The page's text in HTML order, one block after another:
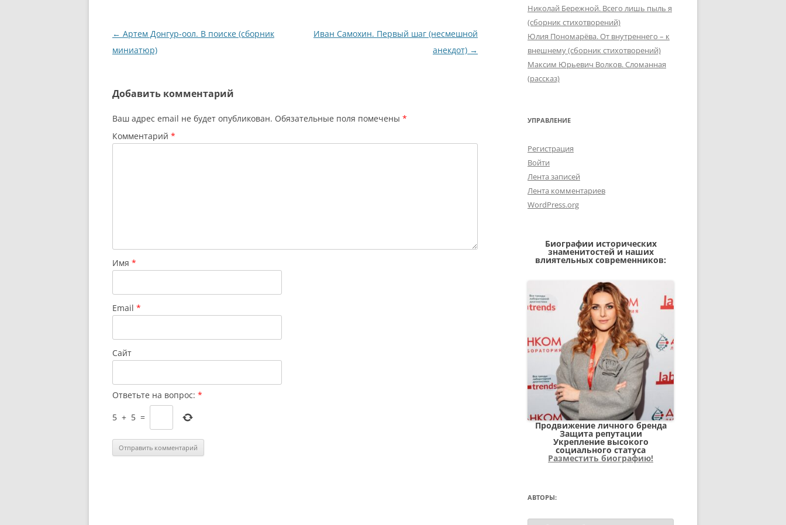
Навигация
по
← Артем Донгур-оол. В поиске (сборник
миниатюр)
Иван Самохин. Первый шаг (несмешной
анекдот) →
Добавить комментарий
Ваш адрес email не будет опубликован. Обязательные поля помечены *
Комментарий *
Имя *
Email *
Сайт
Ответьте на вопрос: *
5 + 5 =
Николай Бережной. Всего лишь пыль я
(сборник стихотворений)
Юлия Пономарёва. От внутреннего – к
внешнему (сборник стихотворений)
Максим Юрьевич Волков. Сломанная
(рассказ)
УПРАВЛЕНИЕ
Регистрация
Войти
Лента записей
Лента комментариев
WordPress.org
Биографии исторических
знаменитостей и наших
влиятельных современников:
Продвижение личного бренда
Защита репутации
Укрепление высокого
социального статуса
Разместить биографию!
АВТОРЫ:
Авторы: